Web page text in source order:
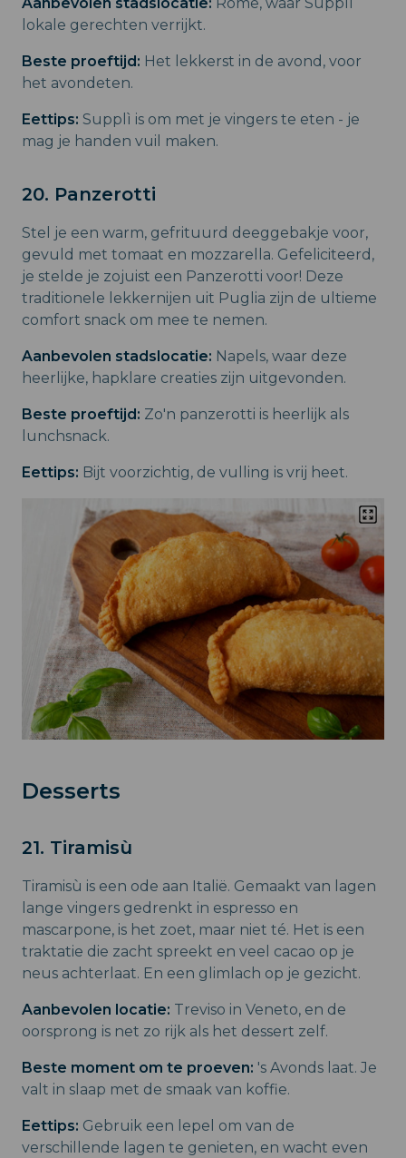
lokale gerechten verrijkt.
Beste proeftijd: Het lekkerst in de avond, voor
het avondeten.
Eettips: Supplì is om met je vingers te eten - je
mag je handen vuil maken.
20. Panzerotti
Stel je een warm, gefrituurd deeggebakje voor,
gevuld met tomaat en mozzarella. Gefeliciteerd,
je stelde je zojuist een Panzerotti voor! Deze
traditionele lekkernijen uit Puglia zijn de ultieme
comfort snack om mee te nemen.
Aanbevolen stadslocatie: Napels, waar deze
heerlijke, hapklare creaties zijn uitgevonden.
Beste proeftijd: Zo'n panzerotti is heerlijk als
lunchsnack.
Eettips: Bijt voorzichtig, de vulling is vrij heet.
Desserts
21. Tiramisù
Tiramisù is een ode aan Italië. Gemaakt van lagen
lange vingers gedrenkt in espresso en
mascarpone, is het zoet, maar niet té. Het is een
traktatie die zacht spreekt en veel cacao op je
neus achterlaat. En een glimlach op je gezicht.
Aanbevolen locatie: Treviso in Veneto, en de
oorsprong is net zo rijk als het dessert zelf.
Beste moment om te proeven: 's Avonds laat. Je
valt in slaap met de smaak van koffie.
Eettips: Gebruik een lepel om van de
verschillende lagen te genieten, en wacht even